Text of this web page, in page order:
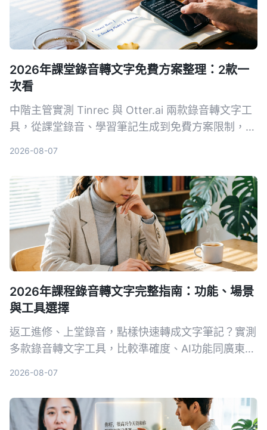
2026年課堂錄音轉文字免費方案整理：2款一
次看
中階主管實測 Tinrec 與 Otter.ai 兩款錄音轉文字工
具，從課堂錄音、學習筆記生成到免費方案限制，5
2026-08-07
2026年課程錄音轉文字完整指南：功能、場景
與工具選擇
返工進修、上堂錄音，點樣快速轉成文字筆記？實測
多款錄音轉文字工具，比較準確度、AI功能同廣東話
2026-08-07